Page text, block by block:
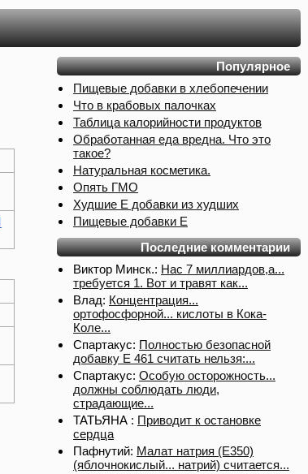
Популярное
Пищевые добавки в хлебопечении
Что в крабовых палочках
Таблица калорийности продуктов
Обработанная еда вредна. Что это
такое?
Натуральная косметика.
Опять ГМО
Худшие Е добавки из худших
Пищевые добавки Е
Последние комментарии
Виктор Минск.: Нас 7 миллиардов,а...
требуется 1. Вот и травят как...
Влад: Концентрация...
ортофосфорной... кислоты в Кока-
Коле...
Спартакус: Полностью безопасной
добавку Е 461 считать нельзя:...
Спартакус: Особую осторожность...
должны соблюдать люди,
страдающие...
ТАТЬЯНА : Приводит к остановке
сердца
Пафнутий: Малат натрия (E350)
(яблочнокислый... натрий) считается...